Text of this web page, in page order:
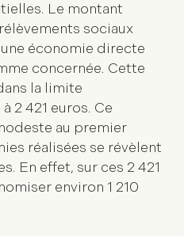
Le montant
sociaux
économie directe
concernée. Cette
la limite
2 421 euros. Ce
au premier
réalisées se révèlent
En effet, sur ces 2 421
environ 1 210